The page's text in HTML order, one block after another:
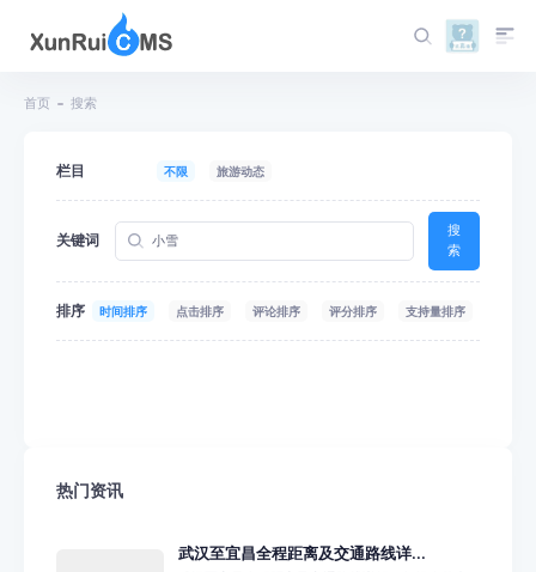
首页 搜索
栏目 不限 旅游动态
关键词
搜
索
排序 时间排序 点击排序 评论排序 评分排序 支持量排序
热门资讯
武汉至宜昌全程距离及交通路线详...